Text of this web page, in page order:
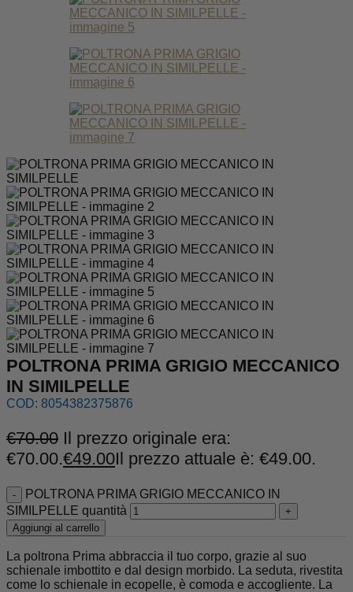
POLTRONA PRIMA GRIGIO MECCANICO
IN SIMILPELLE
COD: 8054382375876
€70.00 Il prezzo originale era:
€70.00.€49.00Il prezzo attuale è: €49.00.
POLTRONA PRIMA GRIGIO MECCANICO IN
SIMILPELLE quantità
Aggiungi al carrello
La poltrona Prima abbraccia il tuo corpo, grazie al suo
schienale imbottito e dal design morbido. La seduta, rivestita
come lo schienale in ecopelle, è comoda e accogliente. La